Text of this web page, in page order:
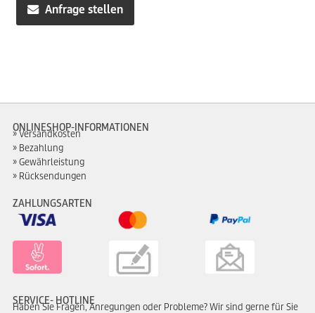
war:
365,00€
ist:
329,99€.
Anfrage stellen
ONLINESHOP-INFORMATIONEN
Versandkosten
Bezahlung
Gewährleistung
Rücksendungen
ZAHLUNGSARTEN
SERVICE- HOTLINE
Haben Sie Fragen, Anregungen oder Probleme? Wir sind gerne für Sie